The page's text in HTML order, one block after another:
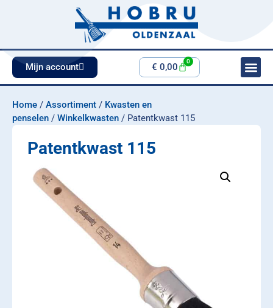
Mijn account € 0,00
0
Home / Assortiment / Kwasten en
penselen / Winkelkwasten / Patentkwast 115
Patentkwast 115